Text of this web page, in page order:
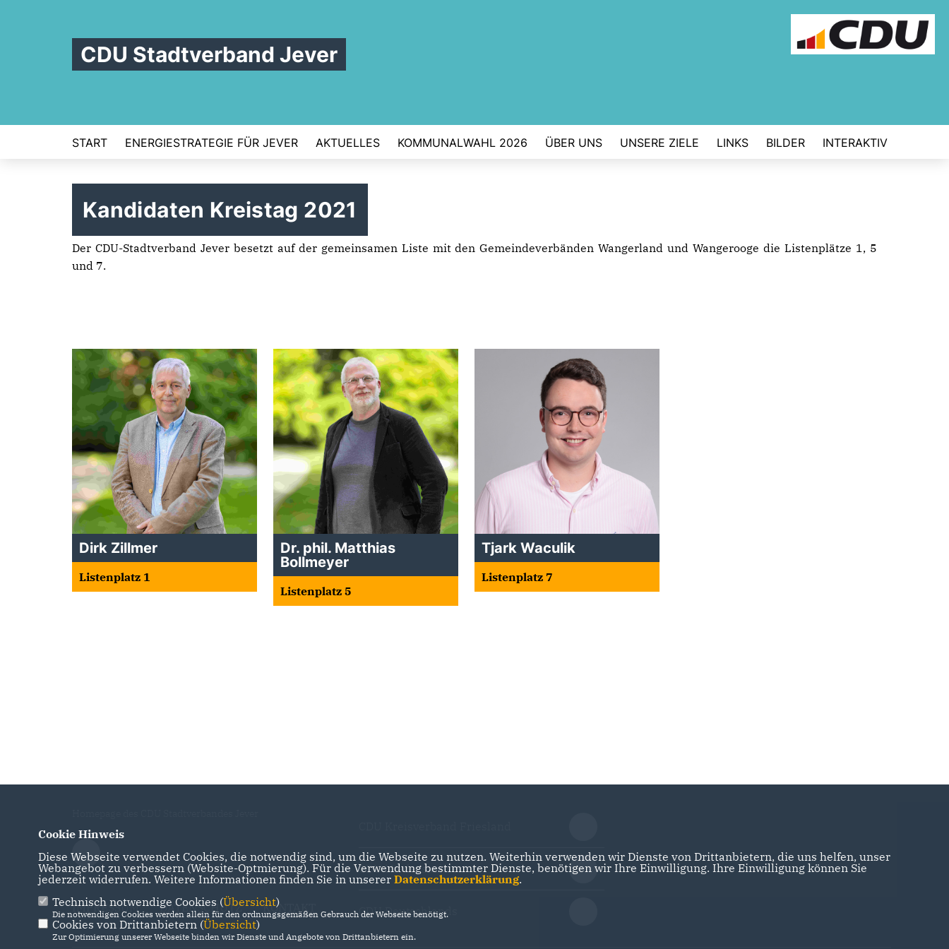
CDU Stadtverband Jever
START ENERGIESTRATEGIE FÜR JEVER AKTUELLES KOMMUNALWAHL 2026 ÜBER UNS UNSERE ZIELE LINKS BILDER INTERAKTIV
Kandidaten Kreistag 2021
Der CDU-Stadtverband Jever besetzt auf der gemeinsamen Liste mit den Gemeindeverbänden Wangerland und Wangerooge die Listenplätze 1, 5
und 7.
Dirk Zillmer
Listenplatz 1
Dr. phil. Matthias
Bollmeyer
Listenplatz 5
Tjark Waculik
Listenplatz 7
IMPRESSUM DATENSCHUTZ KONTAKT
CDU Niedersachsen
CDU Deutschlands
Cookie Hinweis
Diese Webseite verwendet Cookies, die notwendig sind, um die Webseite zu nutzen. Weiterhin verwenden wir Dienste von Drittanbietern, die uns helfen, unser
Webangebot zu verbessern (Website-Optmierung). Für die Verwendung bestimmter Dienste, benötigen wir Ihre Einwilligung. Ihre Einwilligung können Sie
jederzeit widerrufen. Weitere Informationen finden Sie in unserer Datenschutzerklärung.
Technisch notwendige Cookies (Übersicht)
Die notwendigen Cookies werden allein für den ordnungsgemäßen Gebrauch der Webseite benötigt.
Cookies von Drittanbietern (Übersicht)
Zur Optimierung unserer Webseite binden wir Dienste und Angebote von Drittanbietern ein.